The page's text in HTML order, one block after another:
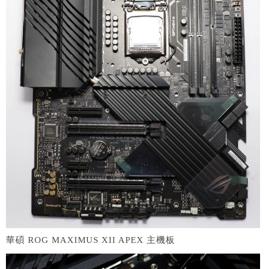
華碩 ROG MAXIMUS XII APEX 主機板